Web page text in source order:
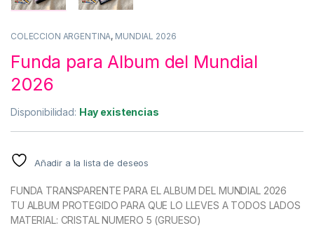
COLECCION ARGENTINA, MUNDIAL 2026
Funda para Album del Mundial
2026
Disponibilidad: Hay existencias
Añadir a la lista de deseos
FUNDA TRANSPARENTE PARA EL ALBUM DEL MUNDIAL 2026
TU ALBUM PROTEGIDO PARA QUE LO LLEVES A TODOS LADOS
MATERIAL: CRISTAL NUMERO 5 (GRUESO)